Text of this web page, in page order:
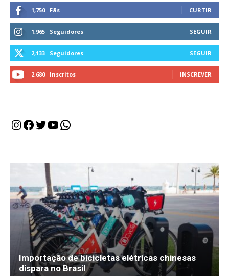
1,750 Fãs CURTIR
1,965 Seguidores SEGUIR
2,133 Seguidores SEGUIR
2,680 Inscritos INSCREVER
Instagram
Facebook
Twitter
Youtube
WhatsApp
Importação de bicicletas elétricas chinesas
dispara no Brasil